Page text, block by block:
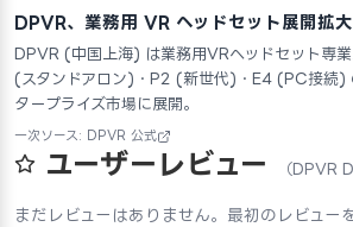
DPVR、業務用 VR ヘッドセット展開拡大
DPVR (中国上海) は業務用VRヘッドセット専
(スタンドアロン)・P2 (新世代)・E4 (PC接続)
タープライズ市場に展開。
一次ソース: DPVR 公式
ユーザーレビュー （DPVR
まだレビューはありません。最初のレビュー